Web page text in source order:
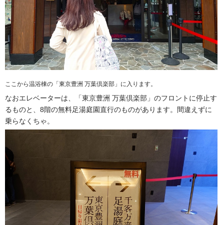
ここから温浴棟の「東京豊洲 万葉倶楽部」に入ります。
なおエレベーターは、「東京豊洲 万葉倶楽部」のフロントに停止す
るものと、8階の無料足湯庭園直行のものがあります。間違えずに
乗らなくちゃ。